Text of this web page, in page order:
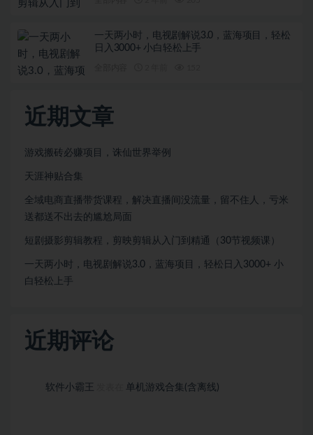
一天两小时，电视剧解说3.0，蓝海项目，轻松
日入3000+ 小白轻松上手
近期文章
游戏搬砖必赚项目，诛仙世界举例
天涯神贴合集
全域电商直播带货课程，解决直播间没流量，留不住人，亏米
送都送不出去的尴尬局面
短剧摄影剪辑教程，剪映剪辑从入门到精通（30节视频课）
一天两小时，电视剧解说3.0，蓝海项目，轻松日入3000+ 小
白轻松上手
近期评论
软件小霸王 单机游戏合集(含离线)